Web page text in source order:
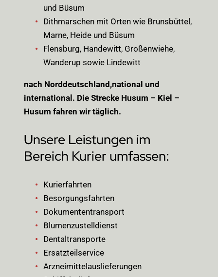
und Büsum
Dithmarschen mit Orten wie Brunsbüttel,
Marne, Heide und Büsum
Flensburg, Handewitt, Großenwiehe,
Wanderup sowie Lindewitt
nach Norddeutschland,national und
international. Die Strecke Husum – Kiel –
Husum fahren wir täglich.
Unsere Leistungen im
Bereich Kurier umfassen:
Kurierfahrten
Besorgungsfahrten
Dokumententransport
Blumenzustelldienst
Dentaltransporte
Ersatzteilservice
Arzneimittelauslieferungen